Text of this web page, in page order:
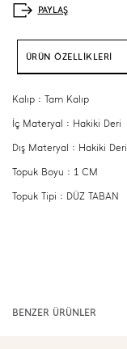
ÜRÜN ÖZELLİKLERİ
Kalıp : Tam Kalıp
İç Materyal : Hakiki Deri
Dış Materyal : Hakiki Deri
Topuk Boyu : 1 CM
Topuk Tipi : DÜZ TABAN
BENZER ÜRÜNLER